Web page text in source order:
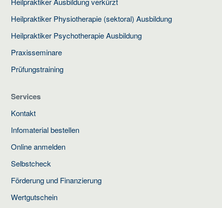
Heilpraktiker Physiotherapie (sektoral) Ausbildung
Heilpraktiker Psychotherapie Ausbildung
Praxisseminare
Prüfungstraining
Services
Kontakt
Infomaterial bestellen
Online anmelden
Selbstcheck
Förderung und Finanzierung
Wertgutschein